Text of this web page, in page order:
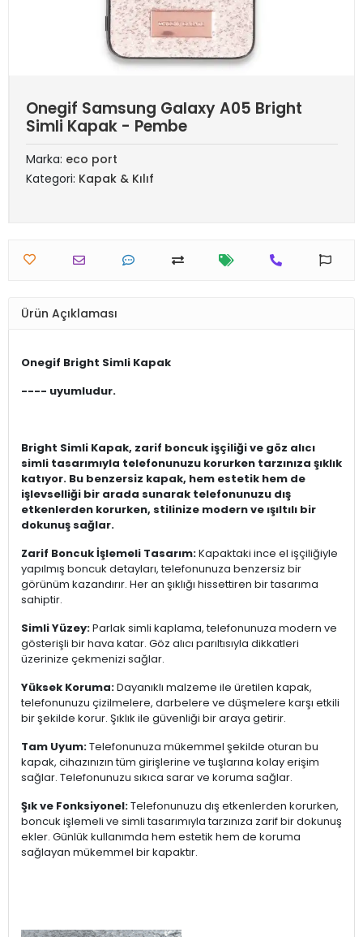
Onegif Samsung Galaxy A05 Bright
Simli Kapak - Pembe
Marka: eco port
Kategori: Kapak & Kılıf
Ürün Açıklaması
Onegif Bright Simli Kapak
---- uyumludur.
Bright Simli Kapak, zarif boncuk işçiliği ve göz alıcı
simli tasarımıyla telefonunuzu korurken tarzınıza şıklık
katıyor. Bu benzersiz kapak, hem estetik hem de
işlevselliği bir arada sunarak telefonunuzu dış
etkenlerden korurken, stilinize modern ve ışıltılı bir
dokunuş sağlar.
Zarif Boncuk İşlemeli Tasarım:Kapaktaki ince el işçiliğiyle
yapılmış boncuk detayları, telefonunuza benzersiz bir
görünüm kazandırır. Her an şıklığı hissettiren bir tasarıma
sahiptir.
Simli Yüzey:Parlak simli kaplama, telefonunuza modern ve
gösterişli bir hava katar. Göz alıcı parıltısıyla dikkatleri
üzerinize çekmenizi sağlar.
Yüksek Koruma:Dayanıklı malzeme ile üretilen kapak,
telefonunuzu çizilmelere, darbelere ve düşmelere karşı etkili
bir şekilde korur. Şıklık ile güvenliği bir araya getirir.
Tam Uyum:Telefonunuza mükemmel şekilde oturan bu
kapak, cihazınızın tüm girişlerine ve tuşlarına kolay erişim
sağlar. Telefonunuzu sıkıca sarar ve koruma sağlar.
Şık ve Fonksiyonel:Telefonunuzu dış etkenlerden korurken,
boncuk işlemeli ve simli tasarımıyla tarzınıza zarif bir dokunuş
ekler. Günlük kullanımda hem estetik hem de koruma
sağlayan mükemmel bir kapaktır.